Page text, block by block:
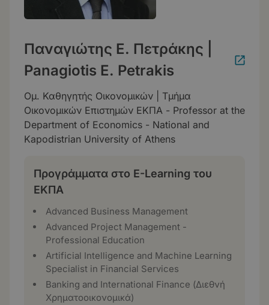
Παναγιώτης Ε. Πετράκης |
Panagiotis E. Petrakis
Ομ. Καθηγητής Οικονομικών | Τμήμα
Οικονομικών Επιστημών ΕΚΠΑ - Professor at the
Department of Economics - National and
Kapodistrian University of Athens
Προγράμματα στο E-Learning του
ΕΚΠΑ
Advanced Business Management
Advanced Project Management -
Professional Education
Artificial Intelligence and Machine Learning
Specialist in Financial Services
Banking and International Finance (Διεθνή
Χρηματοοικονομικά)